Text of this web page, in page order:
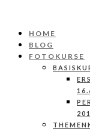
HOME
BLOG
FOTOKURSE